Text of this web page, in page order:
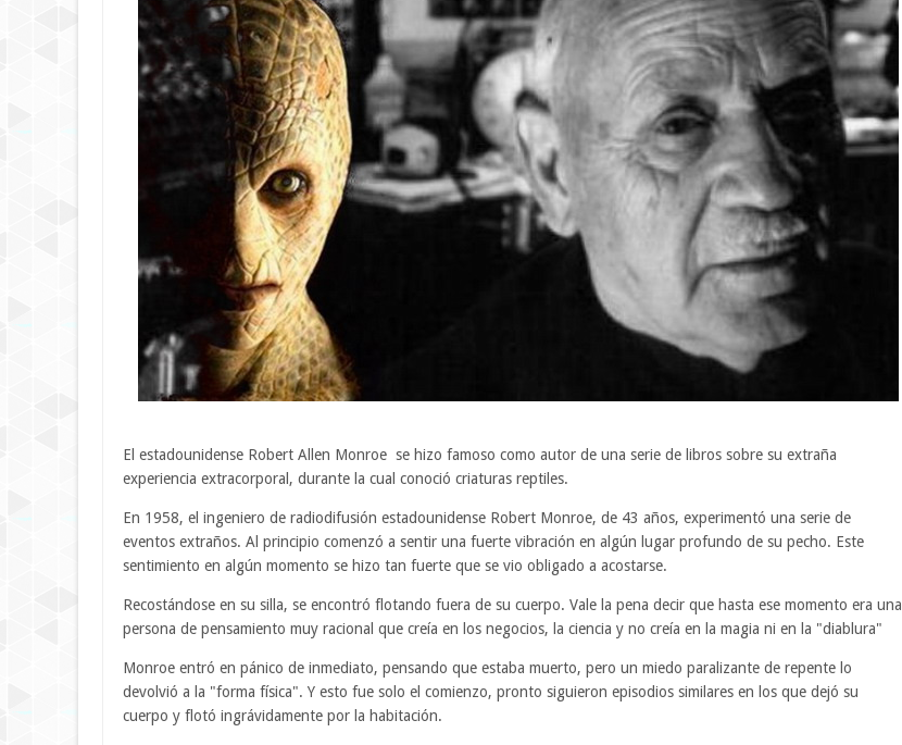
El estadounidense Robert Allen Monroe se hizo famoso como autor de una serie de libros sobre su extraña
experiencia extracorporal, durante la cual conoció criaturas reptiles.
En 1958, el ingeniero de radiodifusión estadounidense Robert Monroe, de 43 años, experimentó una serie de
eventos extraños. Al principio comenzó a sentir una fuerte vibración en algún lugar profundo de su pecho. Este
sentimiento en algún momento se hizo tan fuerte que se vio obligado a acostarse.
Recostándose en su silla, se encontró flotando fuera de su cuerpo. Vale la pena decir que hasta ese momento era una
persona de pensamiento muy racional que creía en los negocios, la ciencia y no creía en la magia ni en la "diablura"
Monroe entró en pánico de inmediato, pensando que estaba muerto, pero un miedo paralizante de repente lo
devolvió a la "forma física". Y esto fue solo el comienzo, pronto siguieron episodios similares en los que dejó su
cuerpo y flotó ingrávidamente por la habitación.